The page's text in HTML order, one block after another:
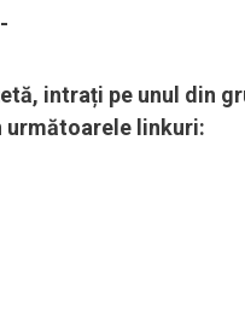
intrați pe unul din
următoarele linkuri: